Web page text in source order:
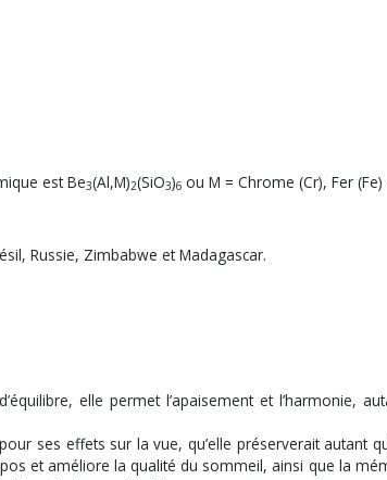
est Be3(Al,M)2(SiO3)6 ou M = Chrome (Cr), Fer
Russie, Zimbabwe et Madagascar.
elle permet l’apaisement et l’harmonie,
ses effets sur la vue, qu’elle préserverait
et améliore la qualité du sommeil, ainsi que la